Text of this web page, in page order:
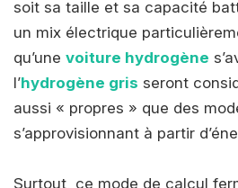
soit sa taille et sa capacité
un mix électrique
qu’une voiture hydrogène
l’hydrogène gris seront
aussi « propres » que des
s’approvisionnant à partir
Surtout, ce mode de calcul